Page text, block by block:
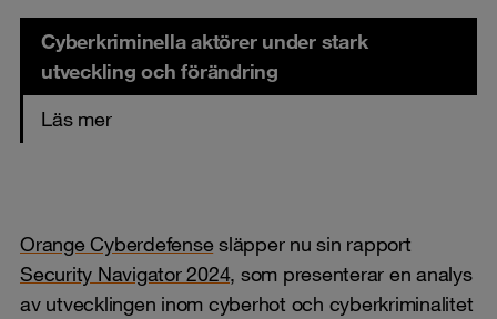
Cyberkriminella aktörer under stark
utveckling och förändring
Läs mer
Orange Cyberdefensesläpper nu sin rapport
Security Navigator 2024, som presenterar en analys
av utvecklingen inom cyberhot och cyberkriminalitet